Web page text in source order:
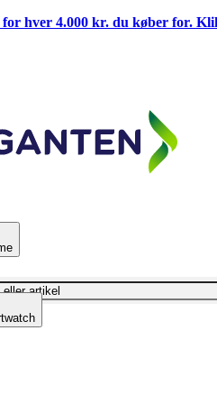
hver 4.000 kr. du køber for.